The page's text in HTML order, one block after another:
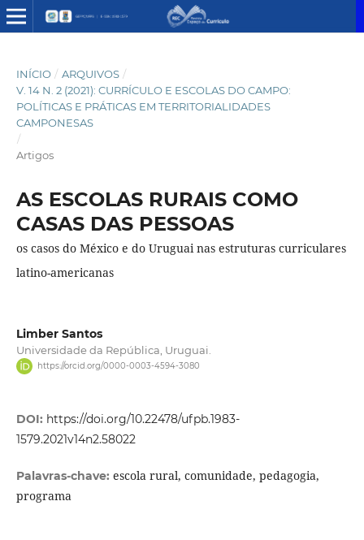
INÍCIO / ARQUIVOS /
V. 14 N. 2 (2021): CURRÍCULO E ESCOLAS DO CAMPO:
POLÍTICAS E PRÁTICAS EM TERRITORIALIDADES
CAMPONESAS
/
Artigos
AS ESCOLAS RURAIS COMO
CASAS DAS PESSOAS
os casos do México e do Uruguai nas estruturas curriculares
latino-americanas
Limber Santos
Universidade da República, Uruguai.
https://orcid.org/0000-0003-4594-3080
DOI: https://doi.org/10.22478/ufpb.1983-
1579.2021v14n2.58022
Palavras-chave: escola rural, comunidade, pedagogia,
programa